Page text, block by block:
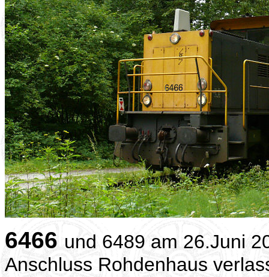
6466und 6489 am 26.Juni
Anschluss Rohdenhaus